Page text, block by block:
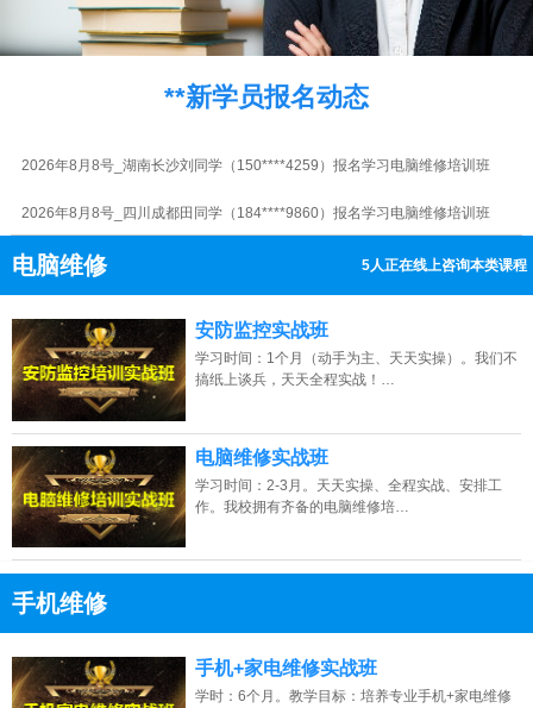
**新学员报名动态
2026年8月8号_广东广州王同学（157****2280）报名学习电脑维修培训班
2026年8月8号_山东济南朱同学（157****0191）报名学习电脑维修培训班
2026年8月8号_陕西西安刘同学（136****2604）报名学习电脑维修培训班
2026年8月8号_上海陈同学（132****5532）报名学习电脑维修培训班
2026年8月8号_安徽合肥杨同学（136****7211）报名学习电脑维修培训班
2026年8月8号_海南海口代同学（134****5671）报名学习电脑维修培训班
电脑维修 6人正在线上咨询本类课程
点击免费咨询电话：13807313137
安防监控实战班
学习时间：1个月（动手为主、天天实操）。我们不
搞纸上谈兵，天天全程实战！…
电脑维修实战班
学习时间：2-3月。天天实操、全程实战、安排工
作。我校拥有齐备的电脑维修培…
手机维修
点击免费咨询电话：13807313137
手机+家电维修实战班
学时：6个月。教学目标：培养专业手机+家电维修